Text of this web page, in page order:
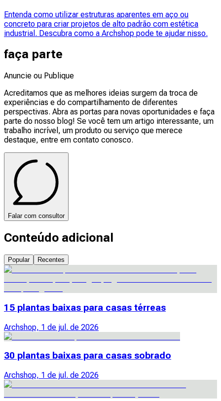
Entenda como utilizar estruturas aparentes em aço ou
concreto para criar projetos de alto padrão com estética
industrial. Descubra como a Archshop pode te ajudar nisso.
faça parte
Anuncie ou Publique
Acreditamos que as melhores ideias surgem da troca de
experiências e do compartilhamento de diferentes
perspectivas. Abra as portas para novas oportunidades e faça
parte do nosso blog! Se você tem um artigo interessante, um
trabalho incrível, um produto ou serviço que merece
destaque, entre em contato conosco.
Falar com consultor
Conteúdo adicional
Popular Recentes
15 plantas baixas para casas térreas
Archshop, 1 de jul. de 2026
30 plantas baixas para casas sobrado
Archshop, 1 de jul. de 2026